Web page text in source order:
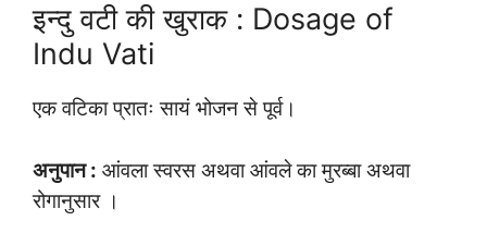
इन्दु वटी की खुराक : Dosage of
Indu Vati
एक वटिका प्रातः सायं भोजन से पूर्व।
अनुपान : आंवला स्वरस अथवा आंवले का मुरब्बा अथवा
रोगानुसार ।